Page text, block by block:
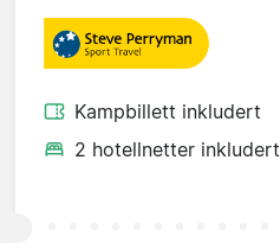
Kampbillett inkludert
2 hotellnetter inkludert